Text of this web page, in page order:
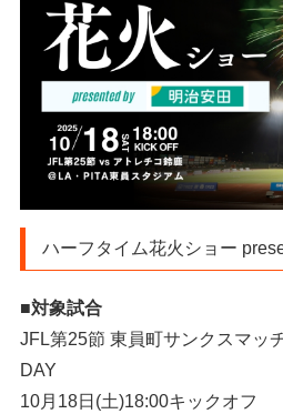
ハーフタイム花火ショー
■対象試合
JFL第25節 東員町サンクスマッ
DAY
10月18日(土)18:00キックオフ